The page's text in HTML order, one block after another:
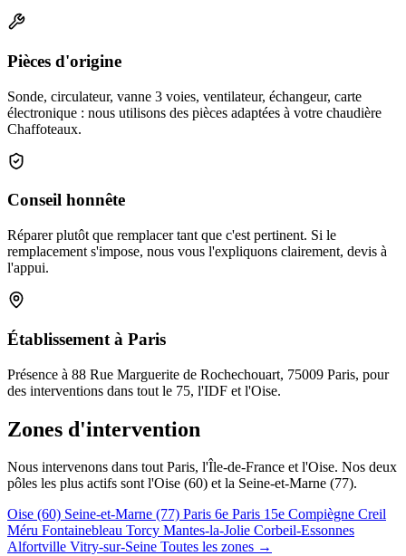
Pièces d'origine
Sonde, circulateur, vanne 3 voies, ventilateur, échangeur, carte
électronique : nous utilisons des pièces adaptées à votre chaudière
Chaffoteaux.
Conseil honnête
Réparer plutôt que remplacer tant que c'est pertinent. Si le
remplacement s'impose, nous vous l'expliquons clairement, devis à
l'appui.
Établissement à Paris
Présence à 88 Rue Marguerite de Rochechouart, 75009 Paris, pour
des interventions dans tout le 75, l'IDF et l'Oise.
Zones d'intervention
Nous intervenons dans tout Paris, l'Île-de-France et l'Oise. Nos deux
pôles les plus actifs sont l'Oise (60) et la Seine-et-Marne (77).
Oise (60) Seine-et-Marne (77) Paris 6e Paris 15e Compiègne Creil
Méru Fontainebleau Torcy Mantes-la-Jolie Corbeil-Essonnes
Alfortville Vitry-sur-Seine Toutes les zones →